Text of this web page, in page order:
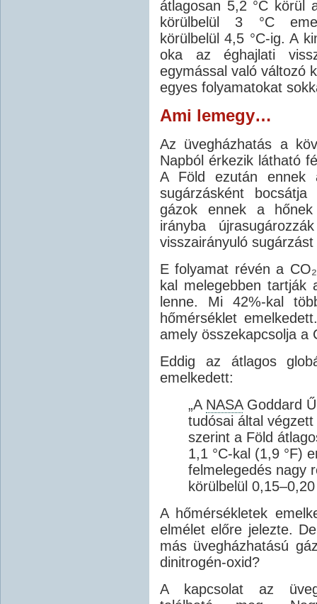
átlagosan 5,2 °C körül
körülbelül 3 °C
körülbelül 4,5 °C-ig. A
oka az éghajlati
egymással való változó
egyes folyamatokat
Ami lemegy…
Az üvegházhatás a
Napból érkezik látható
A Föld ezután ennek
sugárzásként
gázok ennek a
irányba
visszairányuló sugárzást
E folyamat révén a
kal melegebben tartják
lenne. Mi 42%-kal
hőmérséklet
amely összekapcsolja a
Eddig az átlagos
emelkedett:
„A NASAGoddard
tudósai által
szerint a Föld
1,1 °C-kal (1,9 °F)
felmelegedés nagy
körülbelül
A hőmérsékletek
elmélet előre jelezte.
más üvegházhatású
dinitrogén-oxid?
A kapcsolat az